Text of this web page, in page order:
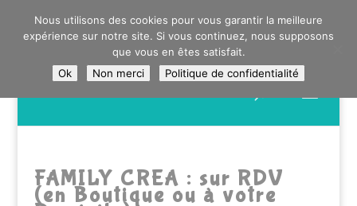
0603176412 - RDV CHEZ SO WATT À SAINT ANDRÉ OU
DANS LA MÉTROPOLE LILLOISE
CRAIENCO@GMAIL.COM
produits
FAMILY CREA : sur RDV
(en Boutique ou à votre
Nous utilisons des cookies pour vous garantir la meilleure
expérience sur notre site. Si vous continuez, nous supposons
que vous en êtes satisfait.
Ok
Non merci Politique de confidentialité